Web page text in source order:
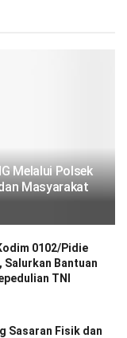
Melalui Polsek
Masyarakat
0102/Pidie
Salurkan Bantuan
TNI
Sasaran Fisik dan